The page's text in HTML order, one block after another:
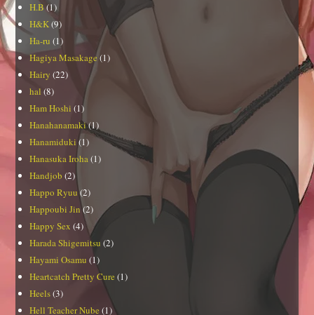
H.B(1)
H&K(9)
Ha-ru (1)
Hagiya Masakage (1)
Hairy (22)
hal (8)
Ham Hoshi (1)
Hanahanamaki(1)
Hanamiduki (1)
Hanasuka Iroha(1)
Handjob (2)
Happo Ryuu(2)
Happoubi Jin(2)
Happy Sex (4)
Harada Shigemitsu (2)
Hayami Osamu (1)
Heartcatch Pretty Cure (1)
Heels(3)
Hell Teacher Nube (1)